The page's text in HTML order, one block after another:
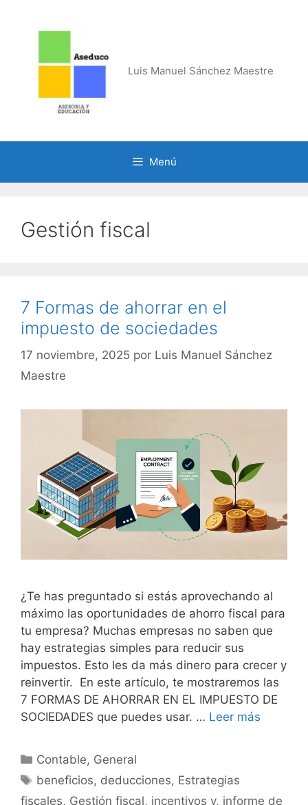
Luis Manuel Sánchez Maestre
Menú
Gestión fiscal
7 Formas de ahorrar en el
impuesto de sociedades
17 noviembre, 2025 por Luis Manuel Sánchez
Maestre
¿Te has preguntado si estás aprovechando al
máximo las oportunidades de ahorro fiscal para
tu empresa? Muchas empresas no saben que
hay estrategias simples para reducir sus
impuestos. Esto les da más dinero para crecer y
reinvertir. En este artículo, te mostraremos las
7 FORMAS DE AHORRAR EN EL IMPUESTO DE
SOCIEDADES que puedes usar. … Leer más
Categorías
Contable, General
Etiquetas
beneficios, deducciones, Estrategias
fiscales, Gestión fiscal, incentivos y, informe de